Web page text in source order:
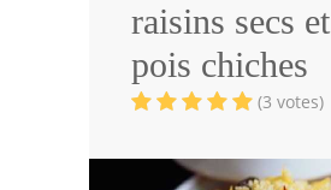
Volailles
Poissons
Pâtisseries
raisins secs et
pois chiches
(3 votes)